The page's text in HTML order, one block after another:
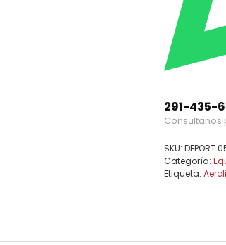
291-435-
Consultanos
SKU:
Categoría:
Etiqueta: